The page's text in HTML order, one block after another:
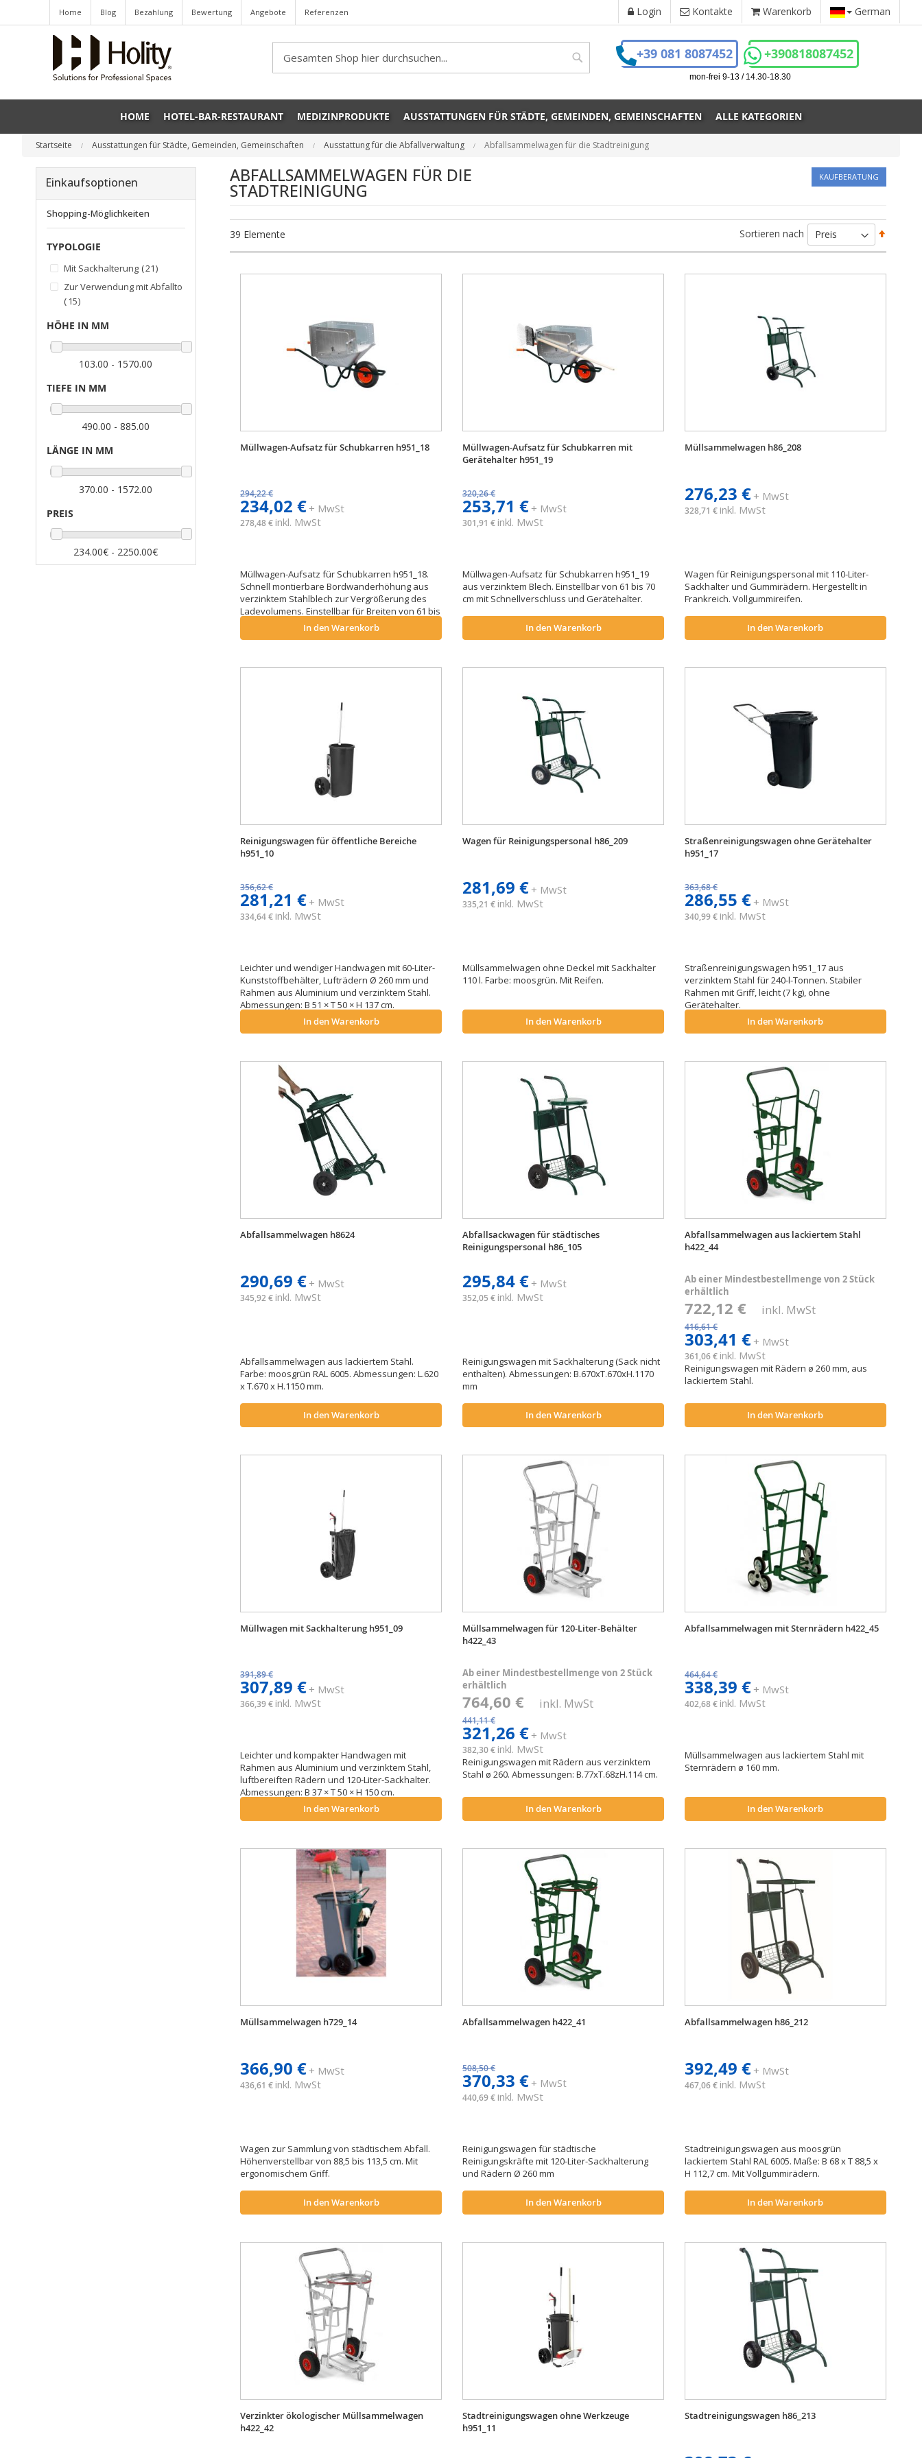
Home Blog Bezahlung Bewertung Angebote Referenzen Login Kontakte Warenkorb German
Search
Search
+39 081 8087452 +390818087452
mon-frei 9-13 / 14.30-18.30
HOME HOTEL-BAR-RESTAURANT MEDIZINPRODUKTE AUSSTATTUNGEN FÜR STÄDTE, GEMEINDEN, GEMEINSCHAFTEN ALLE KATEGORIEN
Startseite Ausstattungen für Städte, Gemeinden, Gemeinschaften Ausstattung für die Abfallverwaltung Abfallsammelwagen für die Stadtreinigung
ABFALLSAMMELWAGEN FÜR DIE
STADTREINIGUNG
KAUFBERATUNG
39 Elemente Sortieren nach
Müllwagen-Aufsatz für Schubkarren h951_18
294,22 €
234,02 €+ MwSt
278,48 € inkl. MwSt
Müllwagen-Aufsatz für Schubkarren h951_18.
Schnell montierbare Bordwanderhöhung aus
verzinktem Stahlblech zur Vergrößerung des
Ladevolumens. Einstellbar für Breiten von 61 bis
70 cm, mit Schnellverschluss.
In den Warenkorb
Müllwagen-Aufsatz für Schubkarren mit
Gerätehalter h951_19
320,26 €
253,71 €+ MwSt
301,91 € inkl. MwSt
Müllwagen-Aufsatz für Schubkarren h951_19
aus verzinktem Blech. Einstellbar von 61 bis 70
cm mit Schnellverschluss und Gerätehalter.
In den Warenkorb
Müllsammelwagen h86_208
276,23 €+ MwSt
328,71 € inkl. MwSt
Wagen für Reinigungspersonal mit 110-Liter-
Sackhalter und Gummirädern. Hergestellt in
Frankreich. Vollgummireifen.
In den Warenkorb
Reinigungswagen für öffentliche Bereiche
h951_10
356,62 €
281,21 €+ MwSt
334,64 € inkl. MwSt
Leichter und wendiger Handwagen mit 60-Liter-
Kunststoffbehälter, Lufträdern Ø 260 mm und
Rahmen aus Aluminium und verzinktem Stahl.
Abmessungen: B 51 × T 50 × H 137 cm.
In den Warenkorb
Wagen für Reinigungspersonal h86_209
281,69 €+ MwSt
335,21 € inkl. MwSt
Müllsammelwagen ohne Deckel mit Sackhalter
110 l. Farbe: moosgrün. Mit Reifen.
In den Warenkorb
Straßenreinigungswagen ohne Gerätehalter
h951_17
363,68 €
286,55 €+ MwSt
340,99 € inkl. MwSt
Straßenreinigungswagen h951_17 aus
verzinktem Stahl für 240-l-Tonnen. Stabiler
Rahmen mit Griff, leicht (7 kg), ohne
Gerätehalter.
In den Warenkorb
Abfallsammelwagen h8624
290,69 €+ MwSt
345,92 € inkl. MwSt
Abfallsammelwagen aus lackiertem Stahl.
Farbe: moosgrün RAL 6005. Abmessungen: L.620
x T.670 x H.1150 mm.
In den Warenkorb
Abfallsackwagen für städtisches
Reinigungspersonal h86_105
295,84 €+ MwSt
352,05 € inkl. MwSt
Reinigungswagen mit Sackhalterung (Sack nicht
enthalten). Abmessungen: B.670xT.670xH.1170
mm
In den Warenkorb
Abfallsammelwagen aus lackiertem Stahl
h422_44
Ab einer Mindestbestellmenge von 2 Stück
erhältlich
722,12 € inkl. MwSt
416,61 €
303,41 €+ MwSt
361,06 € inkl. MwSt
Reinigungswagen mit Rädern ø 260 mm, aus
lackiertem Stahl.
In den Warenkorb
Müllwagen mit Sackhalterung h951_09
391,89 €
307,89 €+ MwSt
366,39 € inkl. MwSt
Leichter und kompakter Handwagen mit
Rahmen aus Aluminium und verzinktem Stahl,
luftbereiften Rädern und 120-Liter-Sackhalter.
Abmessungen: B 37 × T 50 × H 150 cm.
In den Warenkorb
Müllsammelwagen für 120-Liter-Behälter
h422_43
Ab einer Mindestbestellmenge von 2 Stück
erhältlich
764,60 € inkl. MwSt
441,11 €
321,26 €+ MwSt
382,30 € inkl. MwSt
Reinigungswagen mit Rädern aus verzinktem
Stahl ø 260. Abmessungen: B.77xT.68zH.114 cm.
In den Warenkorb
Abfallsammelwagen mit Sternrädern h422_45
464,64 €
338,39 €+ MwSt
402,68 € inkl. MwSt
Müllsammelwagen aus lackiertem Stahl mit
Sternrädern ø 160 mm.
In den Warenkorb
Müllsammelwagen h729_14
366,90 €+ MwSt
436,61 € inkl. MwSt
Wagen zur Sammlung von städtischem Abfall.
Höhenverstellbar von 88,5 bis 113,5 cm. Mit
ergonomischem Griff.
In den Warenkorb
Abfallsammelwagen h422_41
508,50 €
370,33 €+ MwSt
440,69 € inkl. MwSt
Reinigungswagen für städtische
Reinigungskräfte mit 120-Liter-Sackhalterung
und Rädern Ø 260 mm
In den Warenkorb
Abfallsammelwagen h86_212
392,49 €+ MwSt
467,06 € inkl. MwSt
Stadtreinigungswagen aus moosgrün
lackiertem Stahl RAL 6005. Maße: B 68 x T 88,5 x
H 112,7 cm. Mit Vollgummirädern.
In den Warenkorb
Verzinkter ökologischer Müllsammelwagen
h422_42
Stadtreinigungswagen ohne Werkzeuge
h951_11
Stadtreinigungswagen h86_213
Einkaufsoptionen
Shopping-Möglichkeiten
TYPOLOGIE
Mit Sackhalterung 21Artikel
Zur Verwendung mit Abfalltonnen
15Artikel
HÖHE IN MM
103.00 - 1570.00
TIEFE IN MM
490.00 - 885.00
LÄNGE IN MM
370.00 - 1572.00
PREIS
234.00€ - 2250.00€